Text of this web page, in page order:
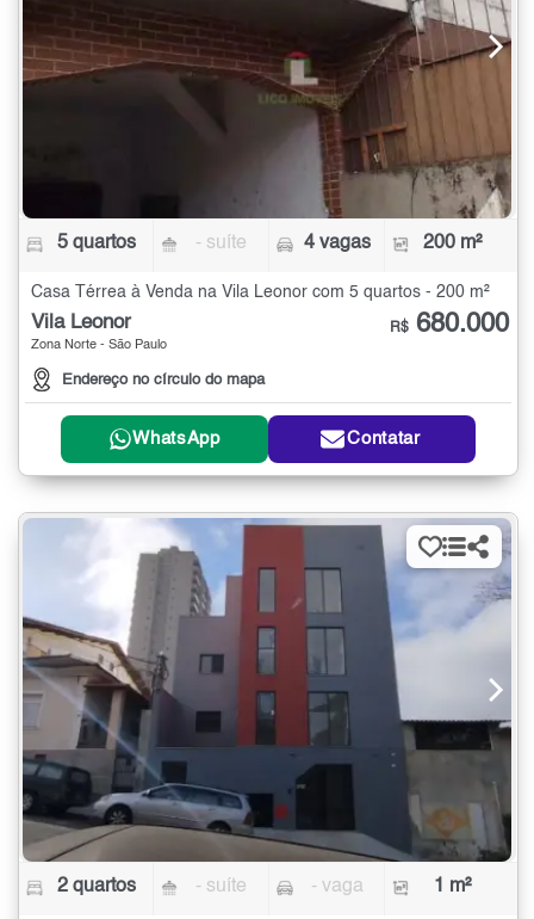
5 quartos - suíte 4 vagas 200 m²
Casa Térrea à Venda na Vila Leonor com 5 quartos - 200 m²
Vila Leonor
Zona Norte - São Paulo
Endereço no círculo do mapa
R$ 680.000
WhatsApp Contatar
2 quartos - suíte - vaga 1 m²